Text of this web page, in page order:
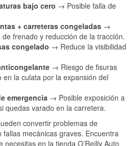
bajo cero → Posible falla de
+ carreteras congeladas →
frenado y reducción de la tracción.
congelado → Reduce la visibilidad
→ Riesgo de fisuras
la culata por la expansión del
emergencia → Posible exposición a
quedas varado en la carretera.
convertir problemas de
mecánicas graves. Encuentra
en la tienda O’Reilly Auto